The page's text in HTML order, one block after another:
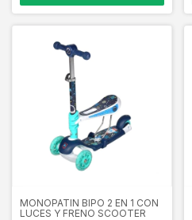
MONOPATIN BIPO 2 EN 1 CON
LUCES Y FRENO SCOOTER